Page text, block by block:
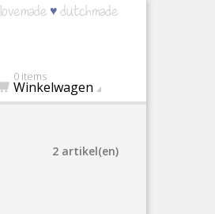
lovemade ♥dutchmade
0 items
Winkelwagen
2 artikel(en)